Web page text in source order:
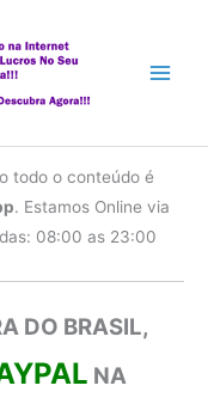
todo o conteúdo é
. Estamos Online via
08:00 as 23:00
DO BRASIL,
NA